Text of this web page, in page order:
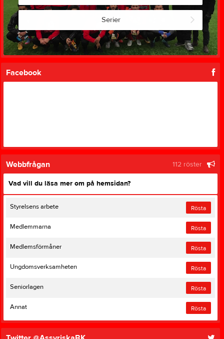
Serier
Facebook
Webbfrågan 112 röster
Vad vill du läsa mer om på hemsidan?
Rösta
Styrelsens arbete
Rösta
Medlemmarna
Rösta
Medlemsförmåner
Rösta
Ungdomsverksamheten
Rösta
Seniorlagen
Rösta
Annat